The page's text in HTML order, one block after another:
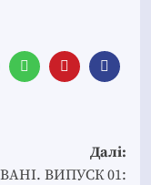
Далі:
ВИПУСК 01: